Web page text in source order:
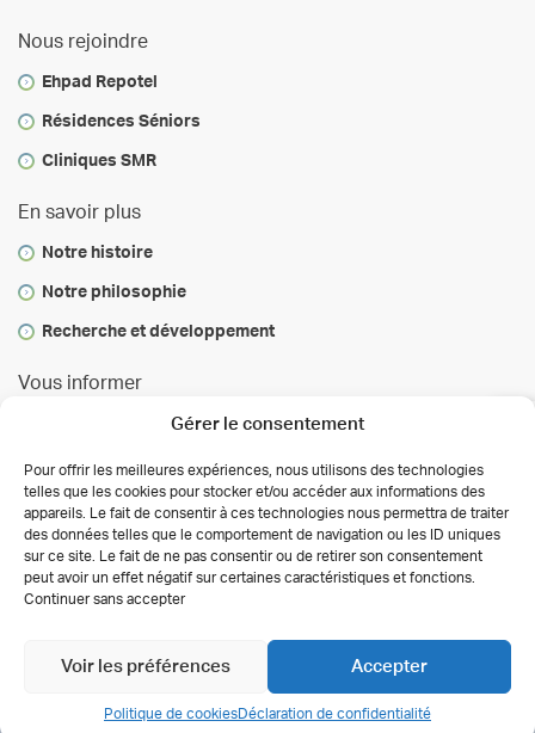
Gérer le consentement
Pour offrir les meilleures expériences, nous utilisons des technologies
telles que les cookies pour stocker et/ou accéder aux informations des
appareils. Le fait de consentir à ces technologies nous permettra de traiter
des données telles que le comportement de navigation ou les ID uniques
sur ce site. Le fait de ne pas consentir ou de retirer son consentement
peut avoir un effet négatif sur certaines caractéristiques et fonctions.
Continuer sans accepter
Accepter
Voir les préférences
Politique de cookiesDéclaration de confidentialité
Nous rejoindre
Ehpad Repotel
Résidences Séniors
Cliniques SMR
En savoir plus
Notre histoire
Notre philosophie
Recherche et développement
Vous informer
Actualités
Presse
Autorisations des activités de soins
Déclaration de confidentialité (UE)
Conditions générales
Antipodes Médical